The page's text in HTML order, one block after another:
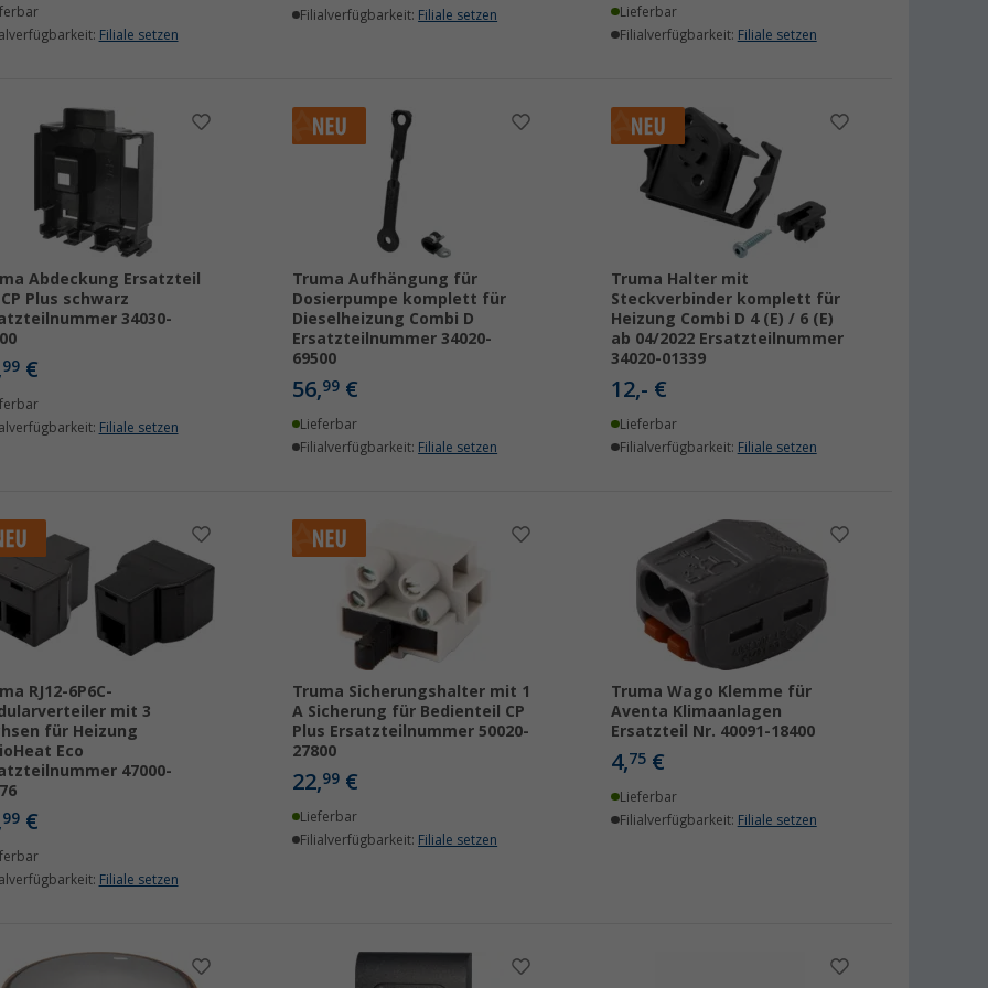
Filiale setzen
Filialverfügbarkeit: Filiale setzen
Lieferbar
Filialverfügbarkeit: Filiale setzen
Abdeckung Ersatzteil
Plus schwarz
34030-
99 €
Filiale setzen
Truma Aufhängung für
Dosierpumpe komplett für
Dieselheizung Combi D
Ersatzteilnummer 34020-
69500
56,99€
Lieferbar
Filialverfügbarkeit: Filiale setzen
Truma Halter mit
Steckverbinder komplett für
Heizung Combi D 4 (E) / 6 (E)
ab 04/2022 Ersatzteilnummer
34020-01339
12,- €
Lieferbar
Filialverfügbarkeit: Filiale setzen
RJ12-6P6C-
mit 3
für Heizung
Eco
47000-
99 €
Filiale setzen
Truma Sicherungshalter mit 1
A Sicherung für Bedienteil CP
Plus Ersatzteilnummer 50020-
27800
22,99€
Lieferbar
Filialverfügbarkeit: Filiale setzen
Truma Wago Klemme für
Aventa Klimaanlagen
Ersatzteil Nr. 40091-18400
4,75 €
Lieferbar
Filialverfügbarkeit: Filiale setzen